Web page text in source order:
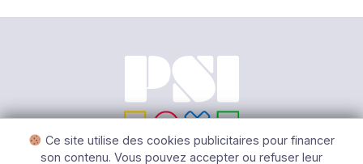
Ce site utilise des cookies publicitaires pour financer
son contenu. Vous pouvez accepter ou refuser leur